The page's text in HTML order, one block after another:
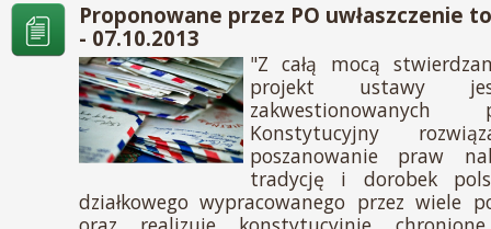
Proponowane przez PO uwłaszczenie
- 07.10.2013
"Z całą mocą
projekt ustawy
zakwestionowanych
Konstytucyjny
poszanowanie praw
tradycję i dorobek
działkowego wypracowanego przez wiele